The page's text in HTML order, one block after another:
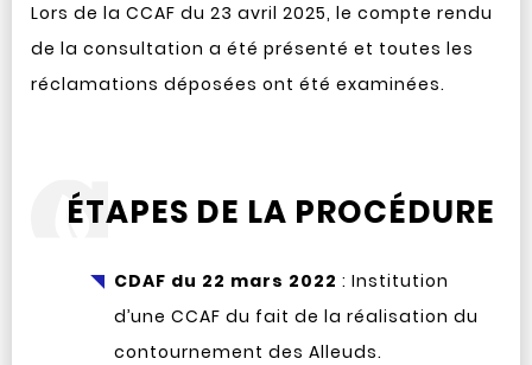
Lors de la CCAF du 23 avril 2025, le compte rendu
de la consultation a été présenté et toutes les
réclamations déposées ont été examinées.
ÉTAPES DE LA PROCÉDURE
CDAF du 22 mars 2022 : Institution
d’une CCAF du fait de la réalisation du
contournement des Alleuds.